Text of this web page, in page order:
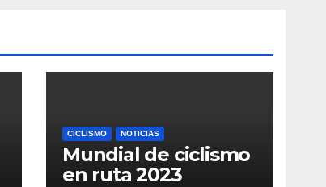
CICLISMO NOTICIAS
Mundial de ciclismo
en ruta 2023